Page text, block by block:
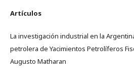
Artículos
La investigación industrial en la
petrolera de Yacimientos Petrolíferos
Augusto Matharan